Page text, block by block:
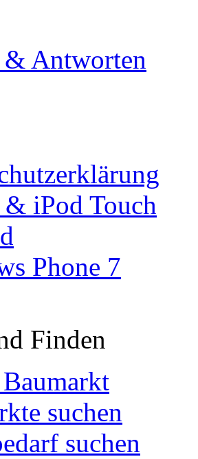
& Antworten
& iPod Touch
Phone 7
Finden
suchen
suchen